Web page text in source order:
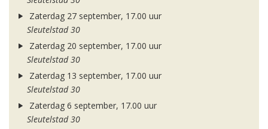
Zaterdag 27 september, 17.00 uur
Sleutelstad 30
Zaterdag 20 september, 17.00 uur
Sleutelstad 30
Zaterdag 13 september, 17.00 uur
Sleutelstad 30
Zaterdag 6 september, 17.00 uur
Sleutelstad 30